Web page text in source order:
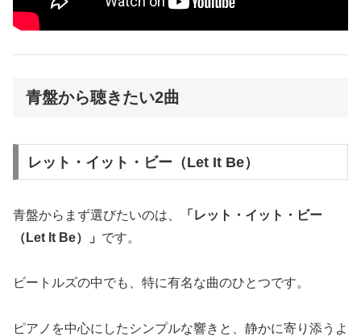
青盤から聴きたい2曲
レット・イット・ビー（Let It Be）
青盤からまず選びたいのは、
「レット・イット・ビー
（Let It Be）」 です。
ビートルズの中でも、特に有名な曲のひとつです。
ピアノを中心にしたシンプルな響きと、静かに寄り添うよ